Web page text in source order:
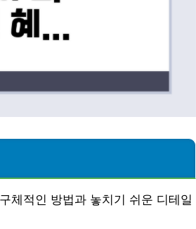
체적인 방법과 놓치기 쉬운 디테일